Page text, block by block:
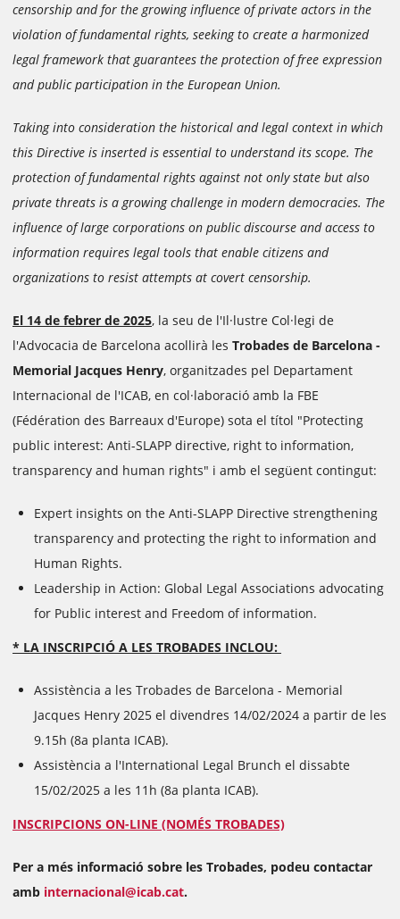
censorship and for the growing influence of private actors in the
violation of fundamental rights, seeking to create a harmonized
legal framework that guarantees the protection of free expression
and public participation in the European Union.
Taking into consideration the historical and legal context in which
this Directive is inserted is essential to understand its scope. The
protection of fundamental rights against not only state but also
private threats is a growing challenge in modern democracies. The
influence of large corporations on public discourse and access to
information requires legal tools that enable citizens and
organizations to resist attempts at covert censorship.
El 14 de febrer de 2025, la seu de l'Il·lustre Col·legi de
l'Advocacia de Barcelona acollirà les Trobades de Barcelona -
Memorial Jacques Henry, organitzades pel Departament
Internacional de l'ICAB, en col·laboració amb la FBE
(Fédération des Barreaux d'Europe) sota el títol "Protecting
public interest: Anti-SLAPP directive, right to information,
transparency and human rights" i amb el següent contingut:
Expert insights on the Anti-SLAPP Directive strengthening
transparency and protecting the right to information and
Human Rights.
Leadership in Action: Global Legal Associations advocating
for Public interest and Freedom of information.
* LA INSCRIPCIÓ A LES TROBADES INCLOU:
Assistència a les Trobades de Barcelona - Memorial
Jacques Henry 2025 el divendres 14/02/2024 a partir de les
9.15h (8a planta ICAB).
Assistència a l'International Legal Brunch el dissabte
15/02/2025 a les 11h (8a planta ICAB).
INSCRIPCIONS ON-LINE (NOMÉS TROBADES)
Per a més informació sobre les Trobades, podeu contactar
amb internacional@icab.cat.